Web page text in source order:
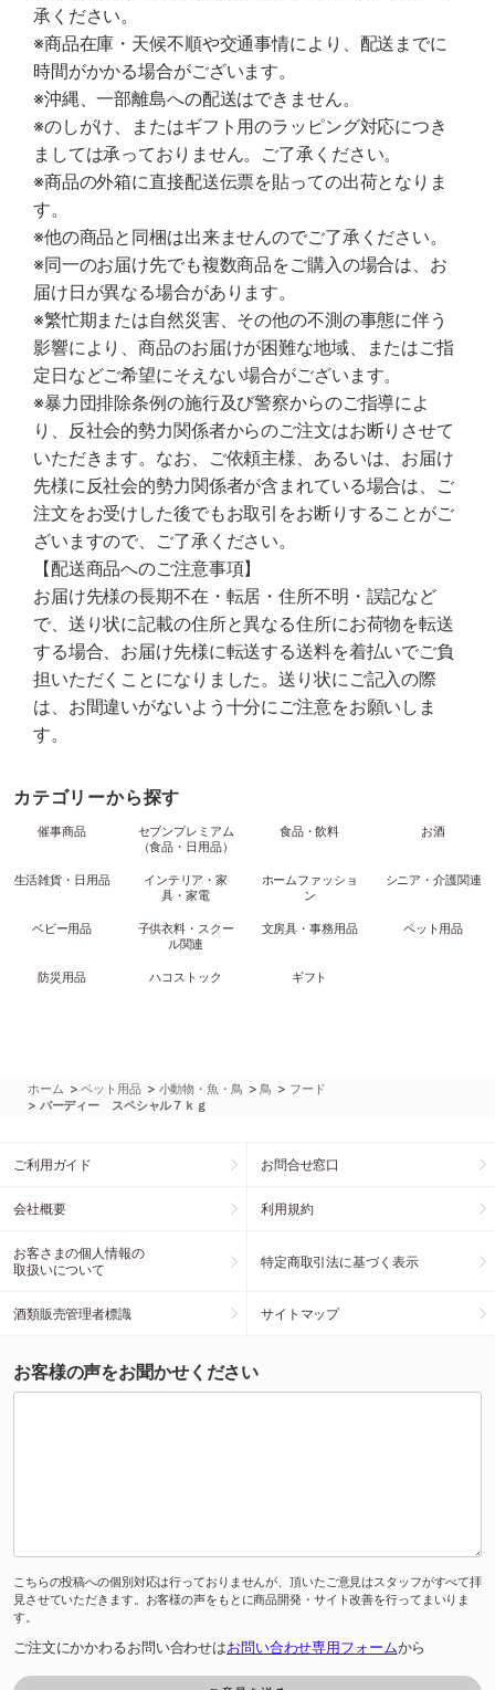
承ください。
※商品在庫・天候不順や交通事情により、配送までに
時間がかかる場合がございます。
※沖縄、一部離島への配送はできません。
※のしがけ、またはギフト用のラッピング対応につき
ましては承っておりません。ご了承ください。
※商品の外箱に直接配送伝票を貼っての出荷となりま
す。
※他の商品と同梱は出来ませんのでご了承ください。
※同一のお届け先でも複数商品をご購入の場合は、お
届け日が異なる場合があります。
※繁忙期または自然災害、その他の不測の事態に伴う
影響により、商品のお届けが困難な地域、またはご指
定日などご希望にそえない場合がございます。
※暴力団排除条例の施行及び警察からのご指導によ
り、反社会的勢力関係者からのご注文はお断りさせて
いただきます。なお、ご依頼主様、あるいは、お届け
先様に反社会的勢力関係者が含まれている場合は、ご
注文をお受けした後でもお取引をお断りすることがご
ざいますので、ご了承ください。
【配送商品へのご注意事項】
お届け先様の長期不在・転居・住所不明・誤記など
で、送り状に記載の住所と異なる住所にお荷物を転送
する場合、お届け先様に転送する送料を着払いでご負
担いただくことになりました。送り状にご記入の際
は、お間違いがないよう十分にご注意をお願いしま
す。
カテゴリーから探す
催事商品
セブンプレミアム
（食品・日用品）
食品・飲料 お酒
生活雑貨・日用品
インテリア・家
具・家電
ホームファッショ
ン
シニア・介護関連
ベビー用品
子供衣料・スクー
ル関連
文房具・事務用品 ペット用品
防災用品 ハコストック ギフト
ホーム >ペット用品 > 小動物・魚・鳥 >鳥 > フード
> バーディー スペシャル７ｋｇ
ご利用ガイド お問合せ窓口
会社概要 利用規約
お客さまの個人情報の
取扱いについて
特定商取引法に基づく表示
酒類販売管理者標識 サイトマップ
お客様の声をお聞かせください
こちらの投稿への個別対応は行っておりませんが、頂いたご意見はスタッフがすべて拝
見させていただきます。お客様の声をもとに商品開発・サイト改善を行ってまいりま
す。
ご注文にかかわるお問い合わせはお問い合わせ専用フォームから